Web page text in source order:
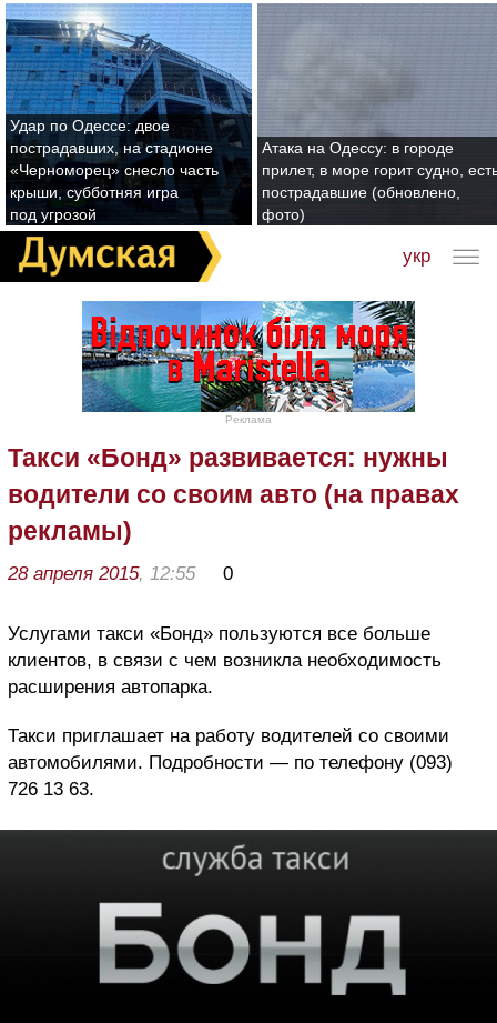
Удар по Одессе: двое
пострадавших, на стадионе
«Черноморец» снесло часть
крыши, субботняя игра
под угрозой
Атака на Одессу: в городе
прилет, в море горит судно,
пострадавшие (обновлено,
фото)
укр
Реклама
Такси «Бонд» развивается: нужны
водители со своим авто (на правах
рекламы)
28 апреля 2015, 12:55 0
Услугами такси «Бонд» пользуются все больше
клиентов, в связи с чем возникла необходимость
расширения автопарка.
Такси приглашает на работу водителей со своими
автомобилями. Подробности — по телефону (093)
726 13 63.